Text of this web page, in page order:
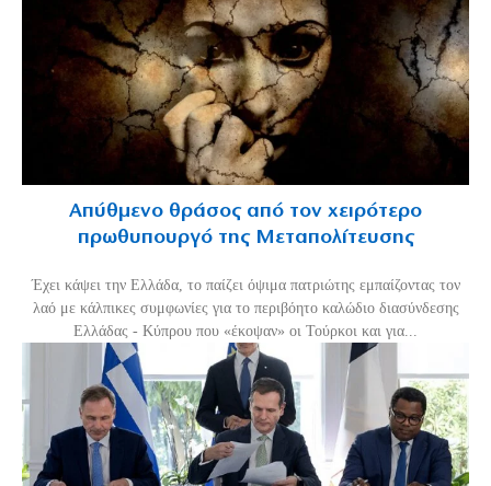
Απύθμενο θράσος από τον χειρότερο
πρωθυπουργό της Μεταπολίτευσης
Έχει κάψει την Ελλάδα, το παίζει όψιμα πατριώτης εμπαίζοντας τον
λαό με κάλπικες συμφωνίες για το περιβόητο καλώδιο διασύνδεσης
Ελλάδας - Κύπρου που «έκοψαν» οι Τούρκοι και για...